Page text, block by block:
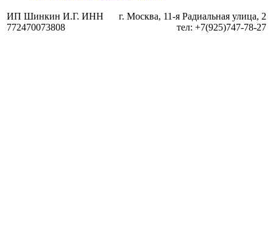
ИП Шинкин И.Г. ИНН
772470073808
г. Москва, 11-я Радиальная улица, 2
тел: +7(925)747-78-27